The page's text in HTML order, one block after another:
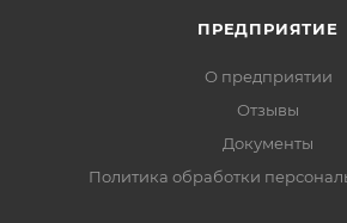
ПРЕДПРИЯТИЕ
О предприятии
Отзывы
Документы
Политика обработки